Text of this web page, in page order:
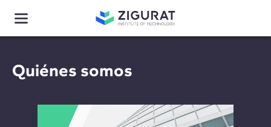
Quiénes somos